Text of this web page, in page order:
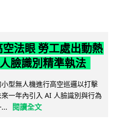
法眼 勞工處出動熱
臉識別精準執法
型無人機進行高空巡邏以打擊
一年內引入 AI 人臉識別與行為
閱讀全文